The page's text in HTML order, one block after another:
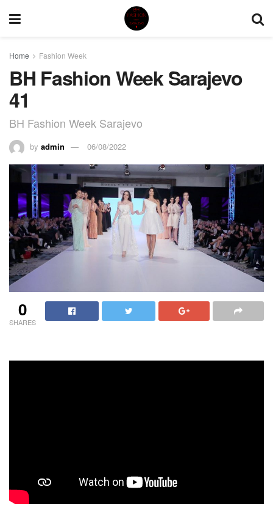
Home Fashion Week
BH Fashion Week Sarajevo
41
BH Fashion Week Sarajevo
by admin 06/08/2022
0
SHARES